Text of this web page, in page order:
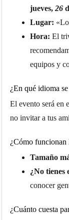
jueves, 26
Lugar:
Hora: El
equipos y
¿En qué idioma
El evento será en
no invitar a tus
¿Cómo funcionan
Tamaño
¿No tienes
conocer
¿Cuánto cuesta